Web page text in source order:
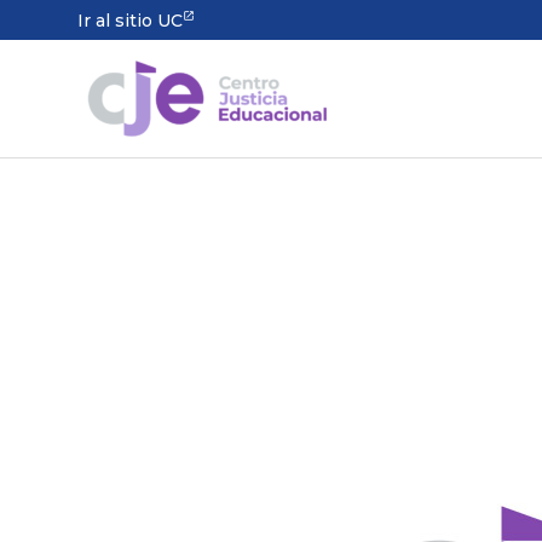
Ir al sitio UC